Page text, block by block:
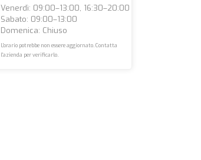
Venerdì: 09:00–13:00, 16:30–20:00
Sabato: 09:00–13:00
Domenica: Chiuso
L'orario potrebbe non essere aggiornato. Contatta
l'azienda per verificarlo.